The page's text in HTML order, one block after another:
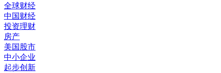
全球财经
中国财经
投资理财
房产
美国股市
中小企业
起步创新